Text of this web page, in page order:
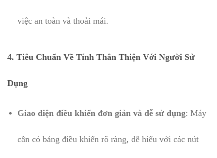
việc an toàn và thoải mái.
4. Tiêu Chuẩn Về Tính Thân Thiện Với Người Sử
Dụng
Giao diện điều khiển đơn giản và dễ sử dụng: Máy
cần có bảng điều khiển rõ ràng, dễ hiểu với các nút